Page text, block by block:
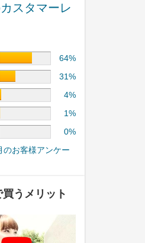
スタマーレ
64%
31%
4%
1%
0%
お客様アンケー
うメリット